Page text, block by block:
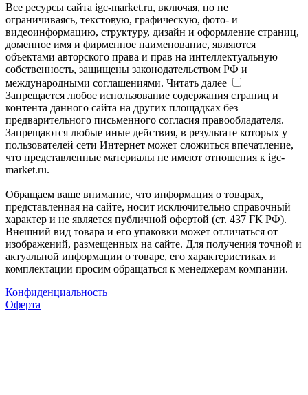
Все ресурсы сайта igc-market.ru, включая, но не
ограничиваясь, текстовую, графическую, фото- и
видеоинформацию, структуру, дизайн и оформление страниц,
доменное имя и фирменное наименование, являются
объектами авторского права и прав на интеллектуальную
собственность, защищены законодательством РФ и
международными соглашениями. Читать далее
Запрещается любое использование содержания страниц и
контента данного сайта на других площадках без
предварительного письменного согласия правообладателя.
Запрещаются любые иные действия, в результате которых у
пользователей сети Интернет может сложиться впечатление,
что представленные материалы не имеют отношения к igc-
market.ru.
Обращаем ваше внимание, что информация о товарах,
представленная на сайте, носит исключительно справочный
характер и не является публичной офертой (ст. 437 ГК РФ).
Внешний вид товара и его упаковки может отличаться от
изображений, размещенных на сайте. Для получения точной и
актуальной информации о товаре, его характеристиках и
комплектации просим обращаться к менеджерам компании.
Конфиденциальность
Оферта